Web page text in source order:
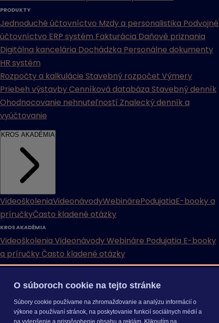
PRODUKTY
Jednoduché účtovníctvo Mzdy a personalistika Podvojné
účtovníctvo ERP systém Fakturácia Daňové priznania
Digitálna kancelária Dochádzka Personálne dokumenty
HR systém
Rozpočty a kalkulácie Stavebný rozpočet Výmery
Priebeh výstavbyCenníková databáza Stavebný denník
Ohodnocovanie nehnuteľností Znalecký denník a
vyúčtovanie
KROS AKADÉMIA
VideoškoleniaVideonávodyWebinárePodujatiaE-booky a
príručkyČasto kladené otázky
KROS AKADÉMIA
Videoškolenia VideonávodyWebináre Podujatia E-booky
a príručkyČasto kladené otázky
Cenníky Odporučte nás Právne dokumenty
Odporúčaná
konfiguráciaAktualizácia verziíMobilné aplikácie
O súboroch cookie na tejto stránke
Súbory cookie používame na zhromažďovanie a analýzu informácií o
výkone a používaní stránok, na poskytovanie funkcií sociálnych médií a
na vylepšenie a prispôsobenie obsahu a reklám. Kliknutím na